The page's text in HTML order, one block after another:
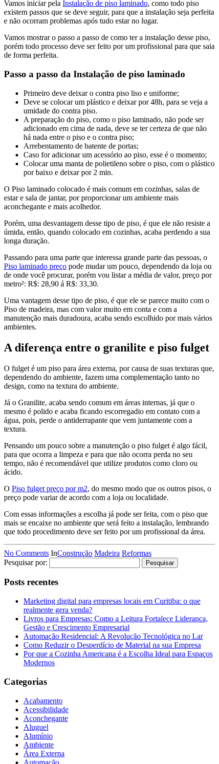
Vamos iniciar pela Instalação de piso laminado, como todo piso
existem passos que se deve seguir, para que a instalação seja perfeita
e não ocorram problemas após tudo estar no lugar.
Vamos mostrar o passo a passo de como ter a instalação desse piso,
porém todo processo deve ser feito por um profissional para que saia
de forma perfeita.
Passo a passo da Instalação de piso laminado
Primeiro deve deixar o contra piso liso e uniforme;
Deve se colocar um plástico e deixar por 48h, para se veja a
umidade do contra piso.
A preparação do piso, como o piso laminado, não pode ser
adicionado em cima de nada, deve se ter certeza de que não
há nada entre o piso e o contra piso;
Arrebentamento de batente de portas;
Caso for adicionar um acessório ao piso, esse é o momento;
Colocar uma manta de polietileno sobre o piso, com o plástico
por baixo e deixar por 2 min.
O Piso laminado colocado é mais comum em cozinhas, salas de
estar e sala de jantar, por proporcionar um ambiente mais
aconchegante e mais acolhedor.
Porém, uma desvantagem desse tipo de piso, é que ele não resiste a
úmida, então, quando colocado em cozinhas, acaba perdendo a sua
longa duração.
Passando para uma parte que interessa grande parte das pessoas, o
Piso laminado preço pode mudar um pouco, dependendo da loja ou
de onde você procurar, porém vou listar a média de valor, preço por
metro²: R$: 28,90 á R$: 33,30.
Uma vantagem desse tipo de piso, é que ele se parece muito com o
Piso de madeira, mas com valor muito em conta e com a
manutenção mais duradoura, acaba sendo escolhido por mais vários
ambientes.
A diferença entre o granilite e piso fulget
O fulget é um piso para área externa, por causa de suas texturas que,
dependendo do ambiente, fazem uma complementação tanto no
design, como na textura do ambiente.
Já o Granilite, acaba sendo comum em áreas internas, já que o
mesmo é polido e acaba ficando escorregadio em contato com a
água, pois, perde o antiderrapante que vem juntamente com a
textura.
Pensando um pouco sobre a manutenção o piso fulget é algo fácil,
para que ocorra a limpeza e para que não ocorra perda no seu
tempo, não é recomendável que utilize produtos como cloro ou
ácido.
O Piso fulget preço por m2, do mesmo modo que os outros pisos, o
preço pode variar de acordo com a loja ou localidade.
Com essas informações a escolha já pode ser feita, com o piso que
mais se encaixe no ambiente que será feito a instalação, lembrando
que todo procedimento deve ser feito por um profissional da área.
No Comments InConstrução Madeira Reformas
Pesquisar por:
Posts recentes
Marketing digital para empresas locais em Curitiba: o que
realmente gera venda?
Livros para Empresas: Como a Leitura Fortalece Liderança,
Gestão e Crescimento Empresarial
Automação Residencial: A Revolução Tecnológica no Lar
Como Reduzir o Desperdício de Material na sua Empresa
Por que a Cozinha Americana é a Escolha Ideal para Espaços
Modernos
Categorias
Acabamento
Acessibilidade
Aconchegante
Aluguel
Alumínio
Ambiente
Área Externa
Automação